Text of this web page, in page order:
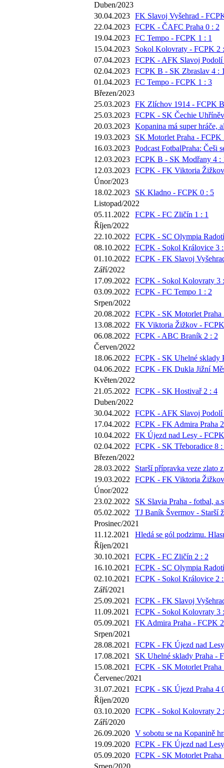
Duben/2023
30.04.2023 FK Slavoj Vyšehrad -
22.04.2023 FCPK - ČAFC Praha 0 : 2
19.04.2023 FC Tempo - FCPK 1 : 1
15.04.2023
Sokol Kolovraty - FCPK 2
07.04.2023 FCPK - AFK Slavoj Podolí
02.04.2023 FCPK B - SK Zbraslav 4 :
01.04.2023 FC Tempo - FCPK 1 : 3
Březen/2023
25.03.2023 FK Zlíchov 1914 - FCPK
25.03.2023 FCPK - SK Čechie
20.03.2023 Kopanina má super hráče,
19.03.2023
SK Motorlet Praha - FCPK
16.03.2023 Podcast FotbalPraha: Češi
12.03.2023 FCPK B - SK Modřany 4 :
12.03.2023 FCPK - FK Viktoria
Únor/2023
18.02.2023
SK Kladno - FCPK 0 : 5
Listopad/2022
05.11.2022
FCPK - FC Zličín 1 : 1
Říjen/2022
22.10.2022
FCPK - SC Olympia
08.10.2022
FCPK - Sokol Královice 3
01.10.2022
FCPK - FK Slavoj
Září/2022
17.09.2022
FCPK - Sokol Kolovraty 3
03.09.2022
FCPK - FC Tempo 1 : 2
Srpen/2022
20.08.2022
FCPK - SK Motorlet Praha
13.08.2022
FK Viktoria Žižkov -
06.08.2022
FCPK - ABC Braník 2 : 2
Červen/2022
18.06.2022
FCPK - SK Uhelné sklady
04.06.2022
FCPK - FK Dukla Jižní
Květen/2022
21.05.2022
FCPK - SK Hostivař 2 : 4
Duben/2022
30.04.2022
FCPK - AFK Slavoj Podolí
17.04.2022
FCPK - FK Admira Praha
10.04.2022
FK Újezd nad Lesy -
02.04.2022
FCPK - SK Třeboradice 8 :
Březen/2022
28.03.2022
Starší přípravka veze zlato
19.03.2022
FCPK - FK Viktoria
Únor/2022
23.02.2022
SK Slavia Praha - fotbal,
05.02.2022
TJ Baník Švermov - Starší
Prosinec/2021
11.12.2021
Hledá se gól podzimu.
Říjen/2021
30.10.2021
FCPK - FC Zličín 2 : 2
16.10.2021
FCPK - SC Olympia
02.10.2021
FCPK - Sokol Královice 2
Září/2021
25.09.2021
FCPK - FK Slavoj
11.09.2021
FCPK - Sokol Kolovraty 3
05.09.2021
FK Admira Praha - FCPK
Srpen/2021
28.08.2021
FCPK - FK Újezd nad
17.08.2021
SK Uhelné sklady Praha -
15.08.2021
FCPK - SK Motorlet Praha
Červenec/2021
31.07.2021
FCPK - SK Újezd Praha 4
Říjen/2020
03.10.2020 FCPK - Sokol Kolovraty 2
Září/2020
26.09.2020 V sobotu se na Kopanině
19.09.2020 FCPK - FK Újezd nad
05.09.2020 FCPK - SK Motorlet Praha
Srpen/2020